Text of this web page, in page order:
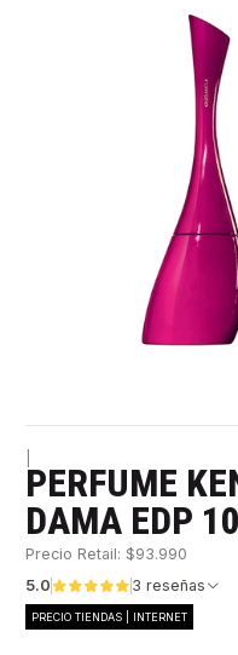
PERFUME
DAMA EDP
Precio Retail: $93.990
5.0
3 reseñas
PRECIO TIENDAS | INTERNET